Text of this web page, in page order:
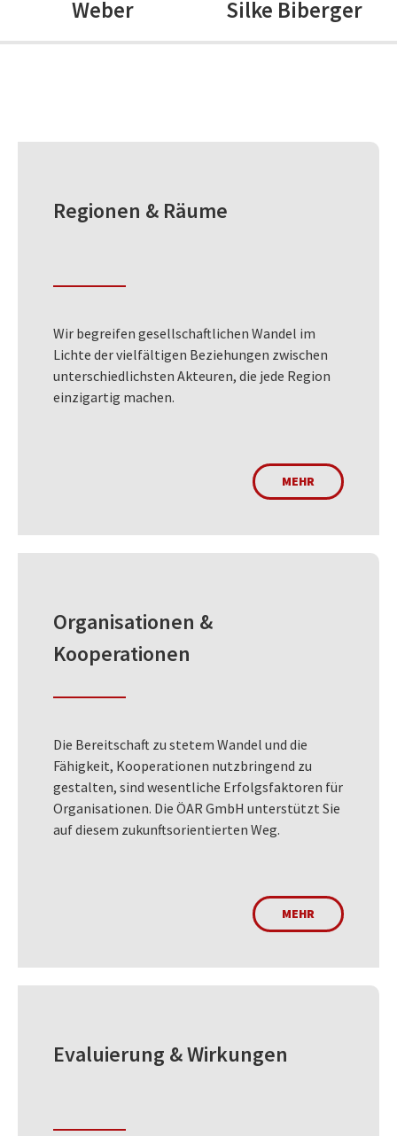
Weber Silke Biberger
Regionen & Räume
Wir begreifen gesellschaftlichen Wandel im
Lichte der vielfältigen Beziehungen zwischen
unterschiedlichsten Akteuren, die jede Region
einzigartig machen.
MEHR
Organisationen &
Kooperationen
Die Bereitschaft zu stetem Wandel und die
Fähigkeit, Kooperationen nutzbringend zu
gestalten, sind wesentliche Erfolgsfaktoren für
Organisationen. Die ÖAR GmbH unterstützt Sie
auf diesem zukunftsorientierten Weg.
MEHR
Evaluierung & Wirkungen